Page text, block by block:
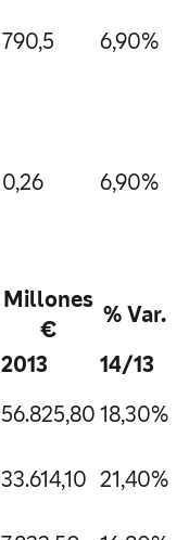
790,5 6,90%
0,26 6,90%
Millones
€
% Var.
2013
14/13
56.825,8018,30%
33.614,10 21,40%